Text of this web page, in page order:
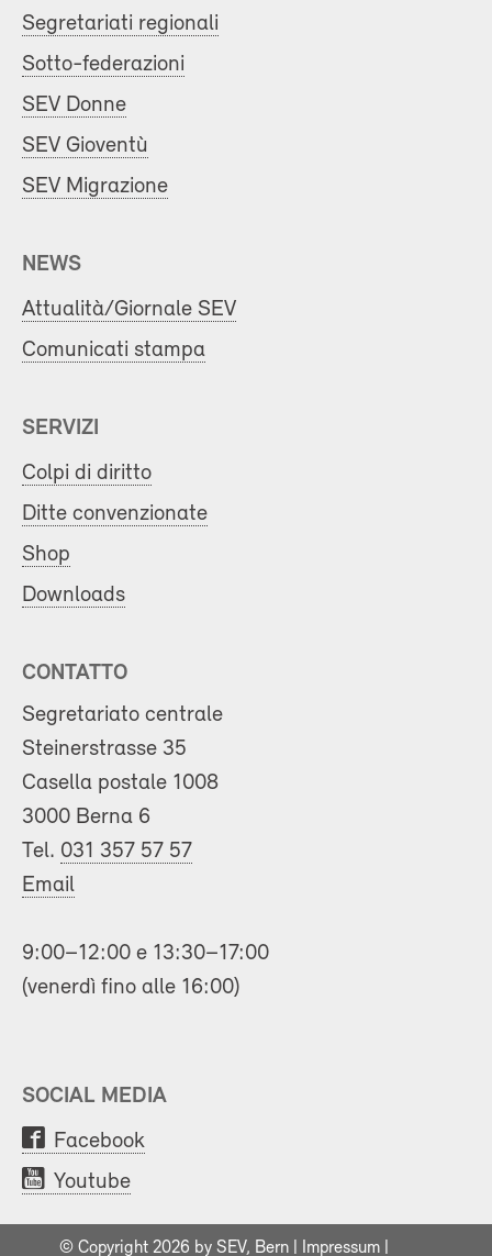
Segretariati regionali
Sotto-federazioni
SEV Donne
SEV Gioventù
SEV Migrazione
NEWS
Attualità/Giornale SEV
Comunicati stampa
SERVIZI
Colpi di diritto
Ditte convenzionate
Shop
Downloads
CONTATTO
Segretariato centrale
Steinerstrasse 35
Casella postale 1008
3000 Berna 6
Tel. 031 357 57 57
Email
9:00–12:00 e 13:30–17:00
(venerdì fino alle 16:00)
SOCIAL MEDIA
Facebook
Youtube
© Copyright 2026 by SEV, Bern | Impressum